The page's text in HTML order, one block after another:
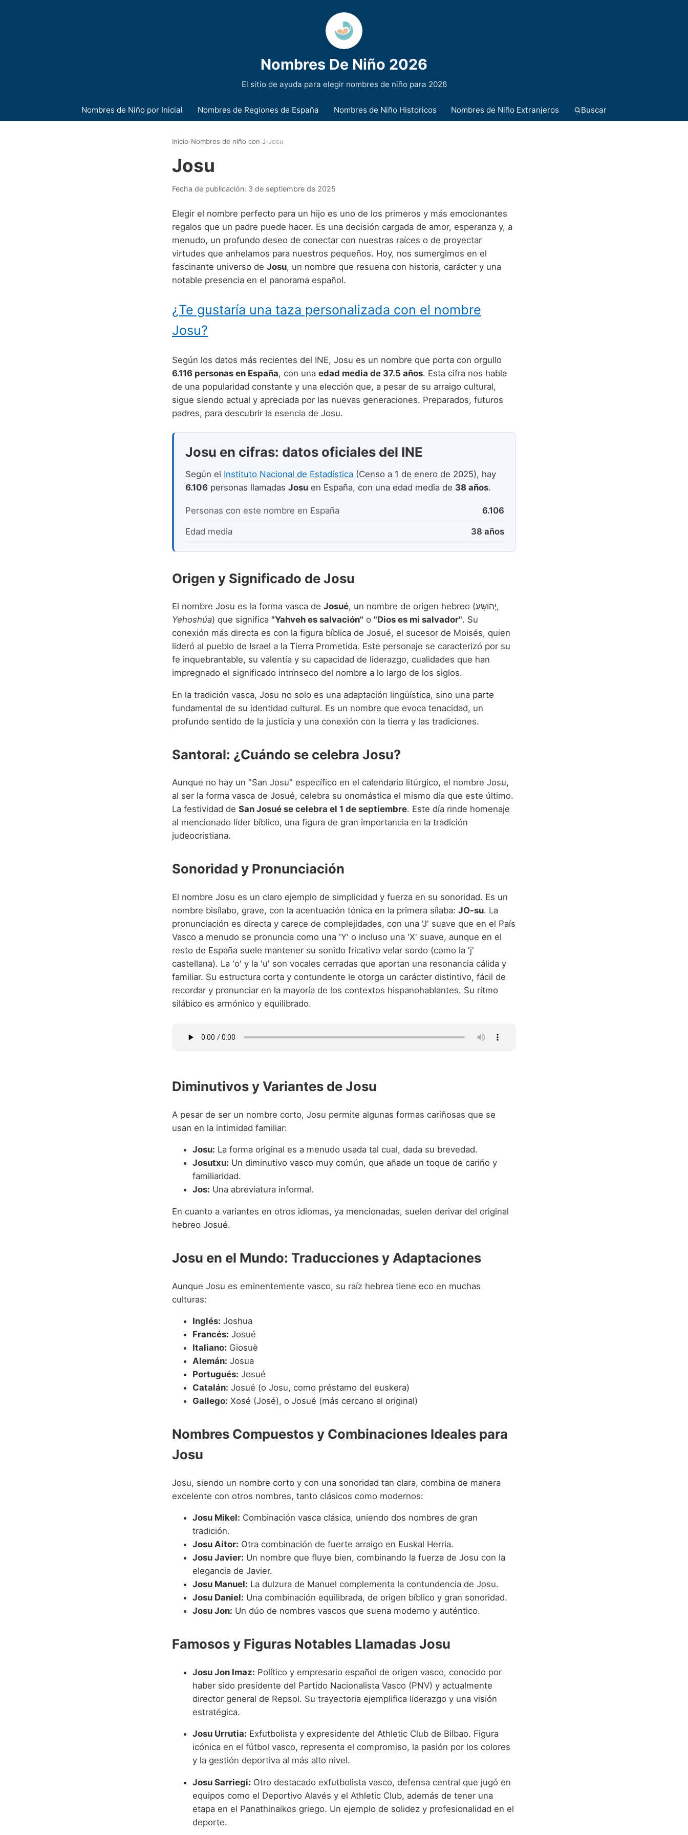
Nombres De Niño 2026
El sitio de ayuda para elegir nombres de niño para 2026
Nombres de Niño por Inicial Nombres de Regiones de España Nombres de Niño Historicos Nombres de Niño Extranjeros Buscar
Inicio›Nombres de niño con J›Josu
Josu
Fecha de publicación: 3 de septiembre de 2025
Elegir el nombre perfecto para un hijo es uno de los primeros y más emocionantes
regalos que un padre puede hacer. Es una decisión cargada de amor, esperanza y, a
menudo, un profundo deseo de conectar con nuestras raíces o de proyectar
virtudes que anhelamos para nuestros pequeños. Hoy, nos sumergimos en el
fascinante universo de Josu, un nombre que resuena con historia, carácter y una
notable presencia en el panorama español.
¿Te gustaría una taza personalizada con el nombre
Josu?
Según los datos más recientes del INE, Josu es un nombre que porta con orgullo
6.116 personas en España, con una edad media de 37.5 años. Esta cifra nos habla
de una popularidad constante y una elección que, a pesar de su arraigo cultural,
sigue siendo actual y apreciada por las nuevas generaciones. Preparados, futuros
padres, para descubrir la esencia de Josu.
Josu en cifras: datos oficiales del INE
Según el Instituto Nacional de Estadística (Censo a 1 de enero de 2025), hay
6.106 personas llamadas Josu en España, con una edad media de 38 años.
Personas con este nombre en España 6.106
Edad media 38 años
Origen y Significado de Josu
El nombre Josu es la forma vasca de Josué
, un nombre de origen hebreo (יְהוֹשֻׁעַ,
Yehoshúa) que significa "Yahveh es salvación" o "Dios es mi salvador". Su
conexión más directa es con la figura bíblica de Josué, el sucesor de Moisés, quien
lideró al pueblo de Israel a la Tierra Prometida. Este personaje se caracterizó por su
fe inquebrantable, su valentía y su capacidad de liderazgo, cualidades que han
impregnado el significado intrínseco del nombre a lo largo de los siglos.
En la tradición vasca, Josu no solo es una adaptación lingüística, sino una parte
fundamental de su identidad cultural. Es un nombre que evoca tenacidad, un
profundo sentido de la justicia y una conexión con la tierra y las tradiciones.
Santoral: ¿Cuándo se celebra Josu?
Aunque no hay un "San Josu" específico en el calendario litúrgico, el nombre Josu,
al ser la forma vasca de Josué, celebra su onomástica el mismo día que este último.
La festividad de San Josué se celebra el 1 de septiembre. Este día rinde homenaje
al mencionado líder bíblico, una figura de gran importancia en la tradición
judeocristiana.
Sonoridad y Pronunciación
El nombre Josu es un claro ejemplo de simplicidad y fuerza en su sonoridad. Es un
nombre bisílabo, grave, con la acentuación tónica en la primera sílaba: JO-su. La
pronunciación es directa y carece de complejidades, con una 'J' suave que en el País
Vasco a menudo se pronuncia como una 'Y' o incluso una 'X' suave, aunque en el
resto de España suele mantener su sonido fricativo velar sordo (como la 'j'
castellana). La 'o' y la 'u' son vocales cerradas que aportan una resonancia cálida y
familiar. Su estructura corta y contundente le otorga un carácter distintivo, fácil de
recordar y pronunciar en la mayoría de los contextos hispanohablantes. Su ritmo
silábico es armónico y equilibrado.
Diminutivos y Variantes de Josu
A pesar de ser un nombre corto, Josu permite algunas formas cariñosas que se
usan en la intimidad familiar:
Josu: La forma original es a menudo usada tal cual, dada su brevedad.
Josutxu: Un diminutivo vasco muy común, que añade un toque de cariño y
familiaridad.
Jos: Una abreviatura informal.
En cuanto a variantes en otros idiomas, ya mencionadas, suelen derivar del original
hebreo Josué.
Josu en el Mundo: Traducciones y Adaptaciones
Aunque Josu es eminentemente vasco, su raíz hebrea tiene eco en muchas
culturas:
Inglés: Joshua
Francés: Josué
Italiano: Giosuè
Alemán: Josua
Portugués: Josué
Catalán: Josué (o Josu, como préstamo del euskera)
Gallego: Xosé (José), o Josué (más cercano al original)
Nombres Compuestos y Combinaciones Ideales para
Josu
Josu, siendo un nombre corto y con una sonoridad tan clara, combina de manera
excelente con otros nombres, tanto clásicos como modernos:
Josu Mikel: Combinación vasca clásica, uniendo dos nombres de gran
tradición.
Josu Aitor: Otra combinación de fuerte arraigo en Euskal Herria.
Josu Javier: Un nombre que fluye bien, combinando la fuerza de Josu con la
elegancia de Javier.
Josu Manuel: La dulzura de Manuel complementa la contundencia de Josu.
Josu Daniel: Una combinación equilibrada, de origen bíblico y gran sonoridad.
Josu Jon: Un dúo de nombres vascos que suena moderno y auténtico.
Famosos y Figuras Notables Llamadas Josu
Josu Jon Imaz: Político y empresario español de origen vasco, conocido por
haber sido presidente del Partido Nacionalista Vasco (PNV) y actualmente
director general de Repsol. Su trayectoria ejemplifica liderazgo y una visión
estratégica.
Josu Urrutia: Exfutbolista y expresidente del Athletic Club de Bilbao. Figura
icónica en el fútbol vasco, representa el compromiso, la pasión por los colores
y la gestión deportiva al más alto nivel.
Josu Sarriegi: Otro destacado exfutbolista vasco, defensa central que jugó en
equipos como el Deportivo Alavés y el Athletic Club, además de tener una
etapa en el Panathinaikos griego. Un ejemplo de solidez y profesionalidad en el
deporte.